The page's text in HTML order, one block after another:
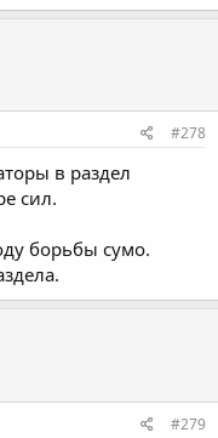
#278
в раздел
сил.
борьбы сумо.
#279